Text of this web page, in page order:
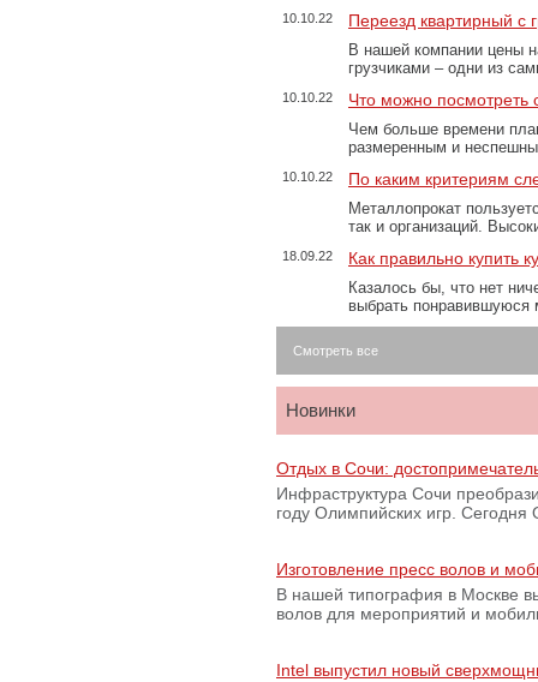
10.10.22 Переезд квартирный с
В нашей компании цены
грузчиками – одни из
10.10.22 Что можно посмотреть
Чем больше времени
размеренным и
10.10.22 По каким критериям
Металлопрокат
так и организаций.
18.09.22 Как правильно купить
Казалось бы, что нет
выбрать
Смотреть все
Новинки
Отдых в Сочи:
Инфраструктура Сочи
году Олимпийских игр.
Изготовление пресс волов и
В нашей типография в Москве
волов для мероприятий и
Intel выпустил новый